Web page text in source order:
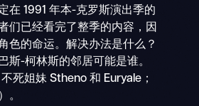
在 1991 年本-克罗斯演出季的
们已经看完了整季的内容，因
色的命运。解决办法是什么？
斯-柯林斯的邻居可能是谁。
死姐妹 Stheno 和 Euryale；
。